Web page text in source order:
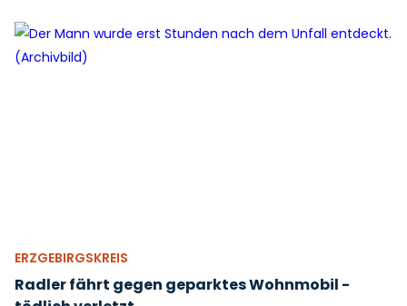
ERZGEBIRGSKREIS
Radler fährt gegen geparktes Wohnmobil -